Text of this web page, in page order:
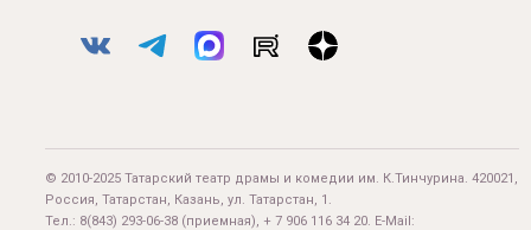
© 2010-2025 Татарский театр драмы и комедии им. К.Тинчурина. 420021,
Россия, Татарстан, Казань, ул. Татарстан, 1.
Тел.: 8(843) 293-06-38 (приемная), + 7 906 116 34 20. E-Mail: